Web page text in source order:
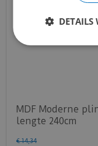
MDF Moderne
lengte 240cm
€ 14,34
DETAILS